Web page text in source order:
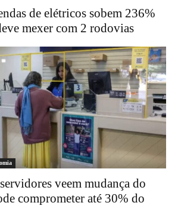
de elétricos sobem 236%
mexer com 2 rodovias
veem mudança do
comprometer até 30% do